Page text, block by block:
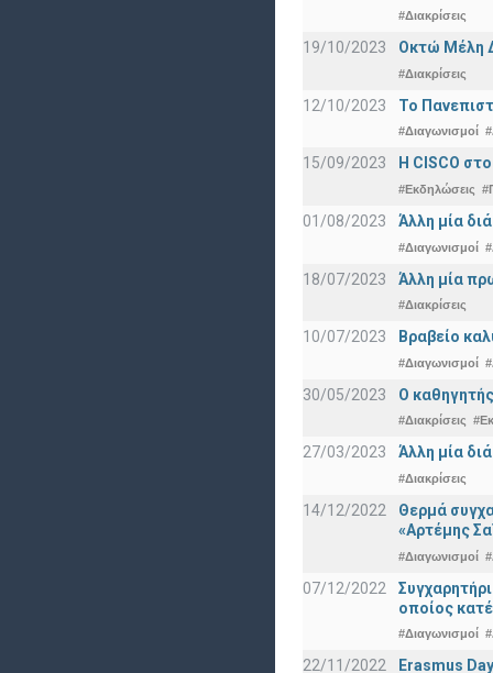
#Διακρίσεις
19/10/2023 Οκτώ Μέλη
#Διακρίσεις
12/10/2023 Το
#Διαγωνισμοί
15/09/2023 Η CISCO
#Εκδηλώσεις
01/08/2023 Άλλη μία
#Διαγωνισμοί
18/07/2023 Άλλη μία
#Διακρίσεις
10/07/2023 Βραβείο
#Διαγωνισμοί
30/05/2023 Ο
#Διακρίσεις
27/03/2023 Άλλη μία
#Διακρίσεις
14/12/2022
Θερμά
«Αρτέμης
#Διαγωνισμοί
07/12/2022
οποίος
#Διαγωνισμοί
22/11/2022 Erasmus